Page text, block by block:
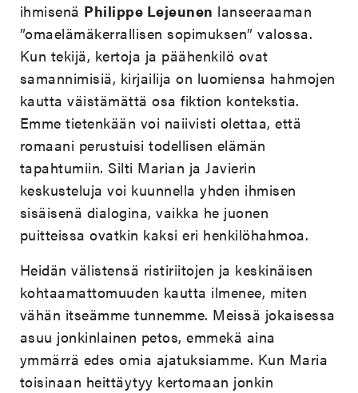
ihmisenä Philippe Lejeunen lanseeraaman
”omaelämäkerrallisen sopimuksen” valossa.
Kun tekijä, kertoja ja päähenkilö ovat
samannimisiä, kirjailija on luomiensa hahmojen
kautta väistämättä osa fiktion kontekstia.
Emme tietenkään voi naiivisti olettaa, että
romaani perustuisi todellisen elämän
tapahtumiin. Silti Marian ja Javierin
keskusteluja voi kuunnella yhden ihmisen
sisäisenä dialogina, vaikka he juonen
puitteissa ovatkin kaksi eri henkilöhahmoa.
Heidän välistensä ristiriitojen ja keskinäisen
kohtaamattomuuden kautta ilmenee, miten
vähän itseämme tunnemme. Meissä jokaisessa
asuu jonkinlainen petos, emmekä aina
ymmärrä edes omia ajatuksiamme. Kun Maria
toisinaan heittäytyy kertomaan jonkin